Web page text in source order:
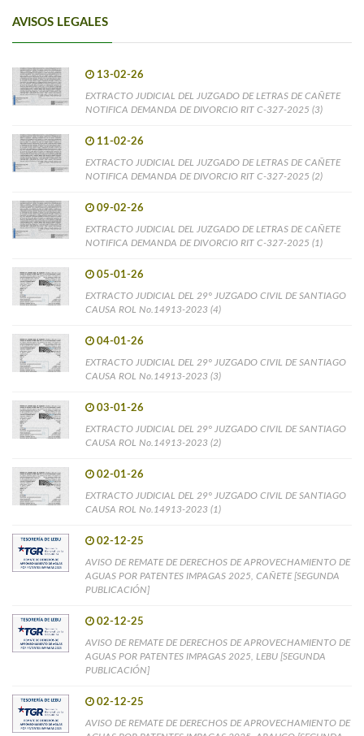
AVISOS LEGALES
13-02-26
EXTRACTO JUDICIAL DEL JUZGADO DE LETRAS DE CAÑETE
NOTIFICA DEMANDA DE DIVORCIO RIT C-327-2025 (3)
11-02-26
EXTRACTO JUDICIAL DEL JUZGADO DE LETRAS DE CAÑETE
NOTIFICA DEMANDA DE DIVORCIO RIT C-327-2025 (2)
09-02-26
EXTRACTO JUDICIAL DEL JUZGADO DE LETRAS DE CAÑETE
NOTIFICA DEMANDA DE DIVORCIO RIT C-327-2025 (1)
05-01-26
EXTRACTO JUDICIAL DEL 29° JUZGADO CIVIL DE SANTIAGO
CAUSA ROL No.14913-2023 (4)
04-01-26
EXTRACTO JUDICIAL DEL 29° JUZGADO CIVIL DE SANTIAGO
CAUSA ROL No.14913-2023 (3)
03-01-26
EXTRACTO JUDICIAL DEL 29° JUZGADO CIVIL DE SANTIAGO
CAUSA ROL No.14913-2023 (2)
02-01-26
EXTRACTO JUDICIAL DEL 29° JUZGADO CIVIL DE SANTIAGO
CAUSA ROL No.14913-2023 (1)
02-12-25
AVISO DE REMATE DE DERECHOS DE APROVECHAMIENTO DE
AGUAS POR PATENTES IMPAGAS 2025, CAÑETE [SEGUNDA
PUBLICACIÓN]
02-12-25
AVISO DE REMATE DE DERECHOS DE APROVECHAMIENTO DE
AGUAS POR PATENTES IMPAGAS 2025, LEBU [SEGUNDA
PUBLICACIÓN]
02-12-25
AVISO DE REMATE DE DERECHOS DE APROVECHAMIENTO DE